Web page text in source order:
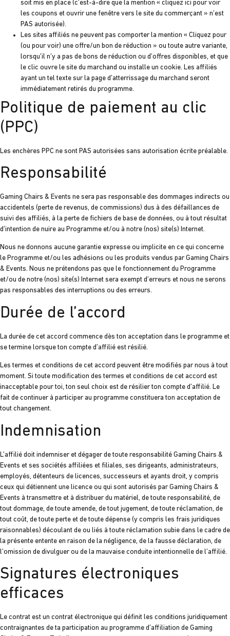
soit mis en place (c’est-à-dire que la mention « cliquez ici pour voir
les coupons et ouvrir une fenêtre vers le site du commerçant » n’est
PAS autorisée).
Les sites affiliés ne peuvent pas comporter la mention « Cliquez pour
(ou pour voir) une offre/un bon de réduction » ou toute autre variante,
lorsqu’il n’y a pas de bons de réduction ou d’offres disponibles, et que
le clic ouvre le site du marchand ou installe un cookie. Les affiliés
ayant un tel texte sur la page d’atterrissage du marchand seront
immédiatement retirés du programme.
Politique de paiement au clic
(PPC)
Les enchères PPC ne sont PAS autorisées sans autorisation écrite préalable.
Responsabilité
Gaming Chairs & Events ne sera pas responsable des dommages indirects ou
accidentels (perte de revenus, de commissions) dus à des défaillances de
suivi des affiliés, à la perte de fichiers de base de données, ou à tout résultat
d’intention de nuire au Programme et/ou à notre (nos) site(s) Internet.
Nous ne donnons aucune garantie expresse ou implicite en ce qui concerne
le Programme et/ou les adhésions ou les produits vendus par Gaming Chairs
& Events. Nous ne prétendons pas que le fonctionnement du Programme
et/ou de notre (nos) site(s) Internet sera exempt d’erreurs et nous ne serons
pas responsables des interruptions ou des erreurs.
Durée de l’accord
La durée de cet accord commence dès ton acceptation dans le programme et
se termine lorsque ton compte d’affilié est résilié.
Les termes et conditions de cet accord peuvent être modifiés par nous à tout
moment. Si toute modification des termes et conditions de cet accord est
inacceptable pour toi, ton seul choix est de résilier ton compte d’affilié. Le
fait de continuer à participer au programme constituera ton acceptation de
tout changement.
Indemnisation
L’affilié doit indemniser et dégager de toute responsabilité Gaming Chairs &
Events et ses sociétés affiliées et filiales, ses dirigeants, administrateurs,
employés, détenteurs de licences, successeurs et ayants droit, y compris
ceux qui détiennent une licence ou qui sont autorisés par Gaming Chairs &
Events à transmettre et à distribuer du matériel, de toute responsabilité, de
tout dommage, de toute amende, de tout jugement, de toute réclamation, de
tout coût, de toute perte et de toute dépense (y compris les frais juridiques
raisonnables) découlant de ou liés à toute réclamation subie dans le cadre de
la présente entente en raison de la négligence, de la fausse déclaration, de
l’omission de divulguer ou de la mauvaise conduite intentionnelle de l’affilié.
Signatures électroniques
efficaces
Le contrat est un contrat électronique qui définit les conditions juridiquement
contraignantes de ta participation au programme d’affiliation de Gaming